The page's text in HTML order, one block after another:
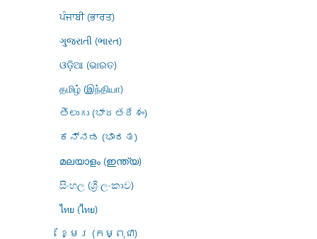
ਪੰਜਾਬੀ (ਭਾਰਤ)
ગુજરાતી (ભારત)
ଓଡ଼ିଆ (ଭାରତ)
தமிழ் (இந்தியா)
తెలుగు (భారతదేశం)
ಕನ್ನಡ (ಭಾರತ)
മലയാളം (ഇന്ത്യ)
සිංහල (ශ්‍රී ලංකාව)
ไทย (ไทย)
ខ្មែរ (កម្ពុជា)